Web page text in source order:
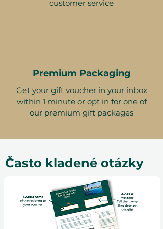
customer service
Premium Packaging
Get your gift voucher in your inbox
within 1 minute or opt in for one of
our premium gift packages
Často kladené otázky